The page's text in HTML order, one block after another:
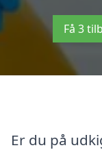
Få 3
Er du på